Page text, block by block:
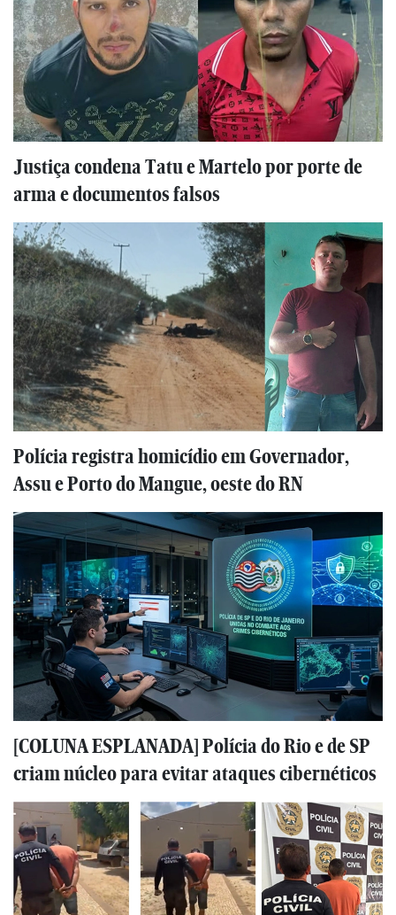
Justiça condena Tatu e Martelo por porte de
arma e documentos falsos
Polícia registra homicídio em Governador,
Assu e Porto do Mangue, oeste do RN
[COLUNA ESPLANADA] Polícia do Rio e de SP
criam núcleo para evitar ataques cibernéticos